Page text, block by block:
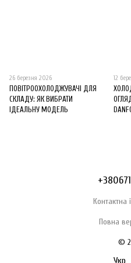
26 березня 2026
ПОВІТРООХОЛОДЖУВАЧІ ДЛЯ
СКЛАДУ: ЯК ВИБРАТИ
ІДЕАЛЬНУ МОДЕЛЬ
12
Контактна
Повна
©
Укр